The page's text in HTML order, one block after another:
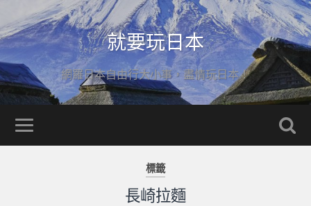
就要玩日本
網羅日本自由行大小事，盡情玩日本！
標籤
長崎拉麵